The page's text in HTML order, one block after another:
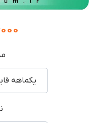
یکماهه